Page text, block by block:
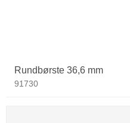
Rundbørste 36,6 mm
91730